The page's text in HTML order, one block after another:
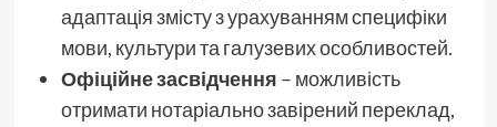
адаптація змісту з урахуванням специфіки
мови, культури та галузевих особливостей.
Офіційне засвідчення – можливість
отримати нотаріально завірений переклад,